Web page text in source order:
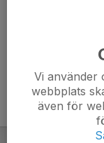
Vi använder
webbplats
även för